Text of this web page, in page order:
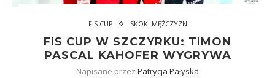
FIS CUP SKOKI MĘŻCZYZN
FIS CUP W SZCZYRKU: TIMON
PASCAL KAHOFER WYGRYWA
Napisane przez Patrycja Pałyska